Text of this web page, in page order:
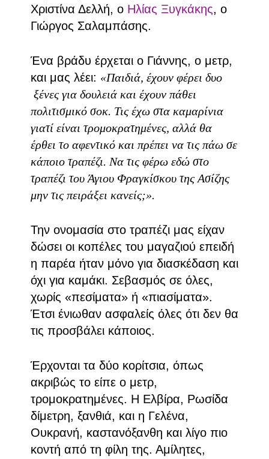
Χριστίνα Δελλή, ο Ηλίας Ξυγκάκης, ο
Γιώργος Σαλαμπάσης.
Ένα βράδυ έρχεται ο Γιάννης, ο μετρ,
και μας λέει: «Παιδιά, έχουν φέρει δυο
ξένες για δουλειά και έχουν πάθει
πολιτισμικό σοκ. Τις έχω στα καμαρίνια
γιατί είναι τρομοκρατημένες, αλλά θα
έρθει το αφεντικό και πρέπει να τις πάω σε
κάποιο τραπέζι. Να τις φέρω εδώ στο
τραπέζι του Άγιου Φραγκίσκου της Ασίζης
μην τις πειράξει κανείς;».
Την ονομασία στο τραπέζι μας είχαν
δώσει οι κοπέλες του μαγαζιού επειδή
η παρέα ήταν μόνο για διασκέδαση και
όχι για καμάκι. Σεβασμός σε όλες,
χωρίς «πεσίματα» ή «πιασίματα».
Έτσι ένιωθαν ασφαλείς όλες ότι δεν θα
τις προσβάλει κάποιος.
Έρχονται τα δύο κορίτσια, όπως
ακριβώς το είπε ο μετρ,
τρομοκρατημένες. Η Ελβίρα, Ρωσίδα
δίμετρη, ξανθιά, και η Γελένα,
Ουκρανή, καστανόξανθη και λίγο πιο
κοντή από τη φίλη της. Αμίλητες,